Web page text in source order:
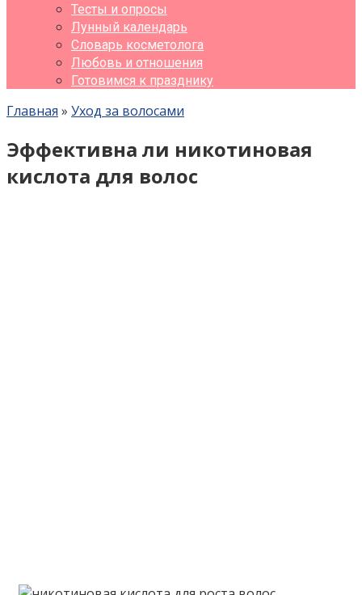
Тесты и опросы
Лунный календарь
Словарь косметолога
Любовь и отношения
Готовимся к празднику
Главная » Уход за волосами
Эффективна ли никотиновая
кислота для волос